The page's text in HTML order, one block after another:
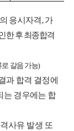
응시자격,가
한 후 최종합격
갈음 가능)
과 합격 결정에
는 경우에는 합
사유 발생 또